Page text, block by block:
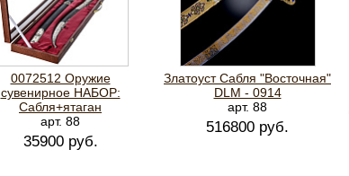
0072512 Оружие
сувенирное НАБОР:
Сабля+ятаган
арт. 88
35900 руб.
Златоуст Сабля "Восточная"
DLM - 0914
арт. 88
516800 руб.